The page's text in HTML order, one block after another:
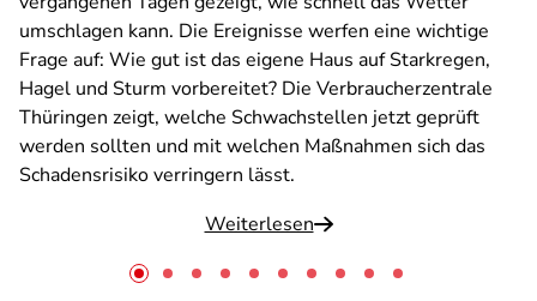
umschlagen kann. Die Ereignisse werfen eine wichtige
Frage auf: Wie gut ist das eigene Haus auf Starkregen,
Hagel und Sturm vorbereitet? Die Verbraucherzentrale
Thüringen zeigt, welche Schwachstellen jetzt geprüft
werden sollten und mit welchen Maßnahmen sich das
Schadensrisiko verringern lässt.
Weiterlesen